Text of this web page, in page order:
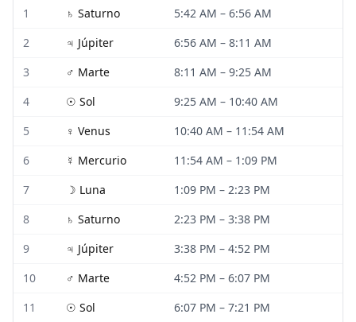
1 ♄ Saturno 5:42 AM – 6:56 AM
2
♃ Júpiter 6:56 AM – 8:11 AM
3
♂ Marte 8:11 AM – 9:25 AM
4
☉ Sol 9:25 AM – 10:40 AM
5
♀ Venus 10:40 AM – 11:54 AM
6
☿ Mercurio 11:54 AM – 1:09 PM
7
☽ Luna 1:09 PM – 2:23 PM
8
♄ Saturno 2:23 PM – 3:38 PM
9
♃ Júpiter 3:38 PM – 4:52 PM
10
♂ Marte 4:52 PM – 6:07 PM
11
☉ Sol 6:07 PM – 7:21 PM